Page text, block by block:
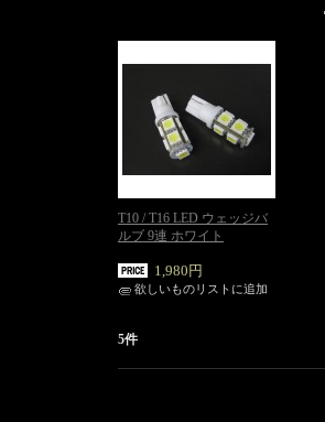
T10 / T16 LED ウェッジバ
ルブ 9連 ホワイト
1,980円
欲しいものリストに追加
5件